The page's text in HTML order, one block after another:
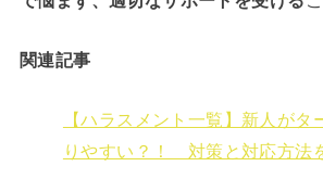
関連記事
【ハラスメント一覧】新人がタ
りやすい？！ 対策と対応方法